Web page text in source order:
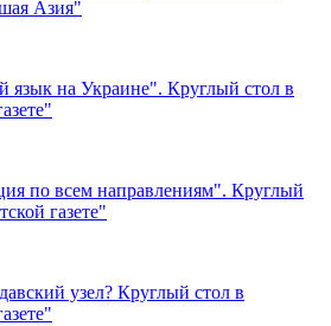
Азия"
язык на Украине". Круглый стол в
по всем направлениям". Круглый
газете"
узел? Круглый стол в